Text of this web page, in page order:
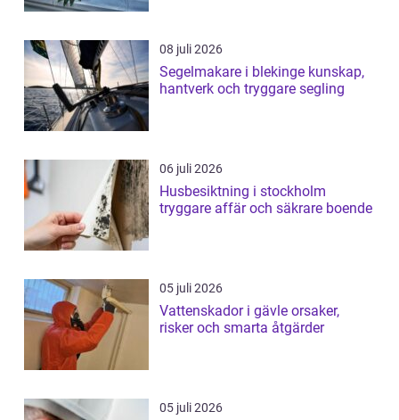
08 juli 2026
Segelmakare i blekinge kunskap,
hantverk och tryggare segling
06 juli 2026
Husbesiktning i stockholm
tryggare affär och säkrare boende
05 juli 2026
Vattenskador i gävle orsaker,
risker och smarta åtgärder
05 juli 2026